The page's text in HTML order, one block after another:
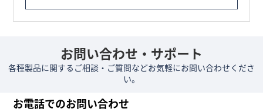
お問い合わせ・サポート
各種製品に関するご相談・ご質問などお気軽にお問い合わせくださ
い。
お電話でのお問い合わせ